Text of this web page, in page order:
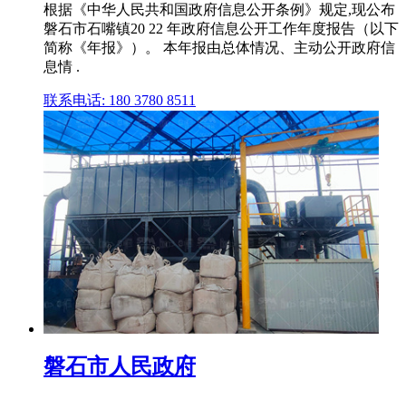
根据《中华人民共和国政府信息公开条例》规定,现公布
磐石市石嘴镇20 22 年政府信息公开工作年度报告（以下
简称《年报》）。 本年报由总体情况、主动公开政府信
息情 .
联系电话: 180 3780 8511
磐石市人民政府